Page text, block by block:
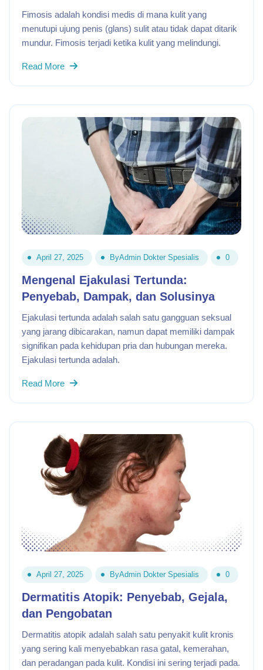
Fimosis adalah kondisi medis di mana kulit yang
menutupi ujung penis (glans) sulit atau tidak dapat ditarik
mundur. Fimosis terjadi ketika kulit yang melindungi.
Read More
April 27, 2025 ByAdmin Dokter Spesialis 0
Mengenal Ejakulasi Tertunda:
Penyebab, Dampak, dan Solusinya
Ejakulasi tertunda adalah salah satu gangguan seksual
yang jarang dibicarakan, namun dapat memiliki dampak
signifikan pada kehidupan pria dan hubungan mereka.
Ejakulasi tertunda adalah.
Read More
April 27, 2025 ByAdmin Dokter Spesialis 0
Dermatitis Atopik: Penyebab, Gejala,
dan Pengobatan
Dermatitis atopik adalah salah satu penyakit kulit kronis
yang sering kali menyebabkan rasa gatal, kemerahan,
dan peradangan pada kulit. Kondisi ini sering terjadi pada.